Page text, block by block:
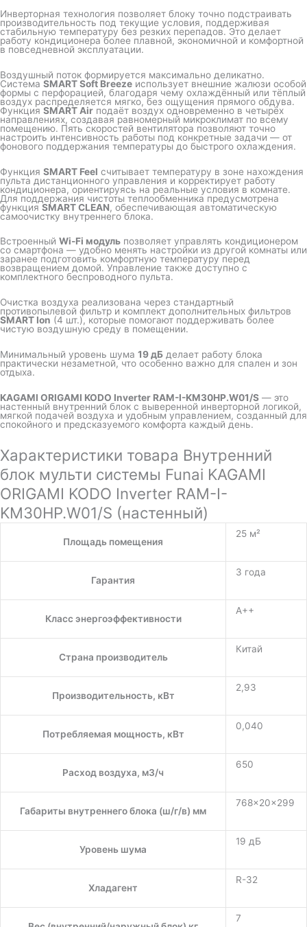
Инверторная технология позволяет блоку точно подстраивать
производительность под текущие условия, поддерживая
стабильную температуру без резких перепадов. Это делает
работу кондиционера более плавной, экономичной и комфортной
в повседневной эксплуатации.
Воздушный поток формируется максимально деликатно.
Система SMART Soft Breeze использует внешние жалюзи особой
формы с перфорацией, благодаря чему охлаждённый или тёплый
воздух распределяется мягко, без ощущения прямого обдува.
Функция SMART Air подаёт воздух одновременно в четырёх
направлениях, создавая равномерный микроклимат по всему
помещению. Пять скоростей вентилятора позволяют точно
настроить интенсивность работы под конкретные задачи — от
фонового поддержания температуры до быстрого охлаждения.
Функция SMART Feel считывает температуру в зоне нахождения
пульта дистанционного управления и корректирует работу
кондиционера, ориентируясь на реальные условия в комнате.
Для поддержания чистоты теплообменника предусмотрена
функция SMART CLEAN, обеспечивающая автоматическую
самоочистку внутреннего блока.
Встроенный Wi-Fi модуль позволяет управлять кондиционером
со смартфона — удобно менять настройки из другой комнаты или
заранее подготовить комфортную температуру перед
возвращением домой. Управление также доступно с
комплектного беспроводного пульта.
Очистка воздуха реализована через стандартный
противопылевой фильтр и комплект дополнительных фильтров
SMART Ion (4 шт.), которые помогают поддерживать более
чистую воздушную среду в помещении.
Минимальный уровень шума 19 дБ делает работу блока
практически незаметной, что особенно важно для спален и зон
отдыха.
KAGAMI ORIGAMI KODO Inverter RAM-I-KM30HP.W01/S — это
настенный внутренний блок с выверенной инверторной логикой,
мягкой подачей воздуха и удобным управлением, созданный для
спокойного и предсказуемого комфорта каждый день.
Характеристики товара Внутренний
блок мульти системы Funai KAGAMI
ORIGAMI KODO Inverter RAM-I-
KM30HP.W01/S (настенный)
Площадь помещения
25 м²
Гарантия
3 года
Класс энергоэффективности
A++
Страна производитель
Китай
Производительность, кВт
2,93
Потребляемая мощность, кВт
0,040
Расход воздуха, м3/ч
650
Габариты внутреннего блока (ш/г/в) мм
768×20×299
Уровень шума
19 дБ
Хладагент
R-32
7